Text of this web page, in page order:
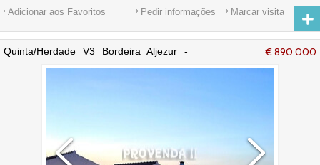
Adicionar aos Favoritos Marcar visita
Pedir informações
€ 890.000
Quinta/Herdade V3 Bordeira Aljezur -